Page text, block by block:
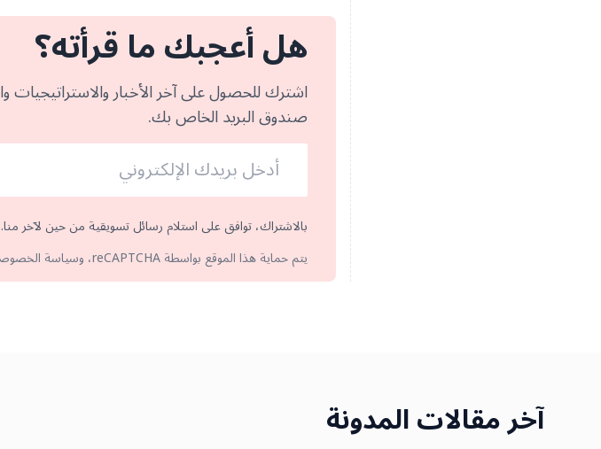
هل أعجبك ما قرأته؟
اشترك للحصول على آخر الأخبار والاستراتيجيات
صندوق البريد الخاص بك.
بالاشتراك، توافق على استلام رسائل تسويقية من حين لآخر
يتم حماية هذا الموقع بواسطة reCAPTCHA، وسياسة الخصوصية لجوجل
آخر مقالات المدونة